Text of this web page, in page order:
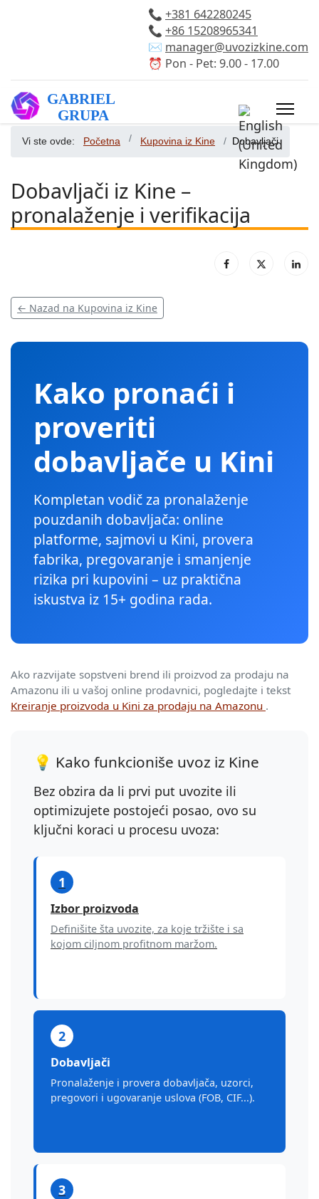
📞 +381 642280245
📞 +86 15208965341
✉️ manager@uvozizkine.com
⏰ Pon - Pet: 9.00 - 17.00
Izaberite vaš
Vi ste ovde: Početna Kupovina iz Kine Dobavljači
Dobavljači iz Kine –
pronalaženje i verifikacija
← Nazad na Kupovina iz Kine
Kako pronaći i
proveriti
dobavljače u Kini
Kompletan vodič za pronalaženje
pouzdanih dobavljača: online
platforme, sajmovi u Kini, provera
fabrika, pregovaranje i smanjenje
rizika pri kupovini – uz praktična
iskustva iz 15+ godina rada.
Ako razvijate sopstveni brend ili proizvod za prodaju na
Amazonu ili u vašoj online prodavnici, pogledajte i tekst
Kreiranje proizvoda u Kini za prodaju na Amazonu .
💡 Kako funkcioniše uvoz iz Kine
Bez obzira da li prvi put uvozite ili
optimizujete postojeći posao, ovo su
ključni koraci u procesu uvoza:
1
Izbor proizvoda
Definišite šta uvozite, za koje tržište i sa
kojom ciljnom profitnom maržom.
2
Dobavljači
Pronalaženje i provera dobavljača, uzorci,
pregovori i ugovaranje uslova (FOB, CIF...).
3